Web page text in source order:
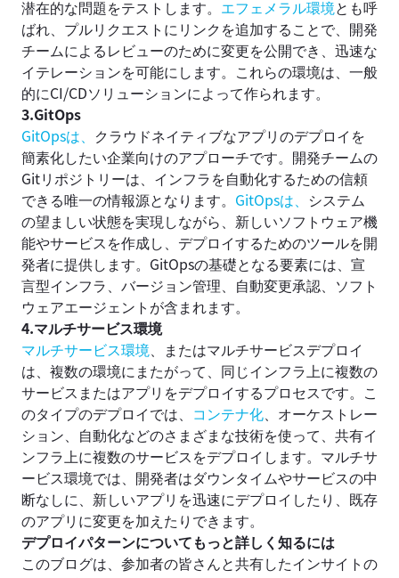
潜在的な問題をテストします。 エフェメラル環境とも呼
ばれ、プルリクエストにリンクを追加することで、開発
チームによるレビューのために変更を公開でき、迅速な
イテレーションを可能にします。これらの環境は、一般
的にCI/CDソリューションによって作られます。
3.GitOps
GitOpsは、 クラウドネイティブなアプリのデプロイを
簡素化したい企業向けのアプローチです。開発チームの
Gitリポジトリーは、インフラを自動化するための信頼
できる唯一の情報源となります。 GitOpsは、 システム
の望ましい状態を実現しながら、新しいソフトウェア機
能やサービスを作成し、デプロイするためのツールを開
発者に提供します。GitOpsの基礎となる要素には、宣
言型インフラ、バージョン管理、自動変更承認、ソフト
ウェアエージェントが含まれます。
4.マルチサービス環境
マルチサービス環境、またはマルチサービスデプロイ
は、複数の環境にまたがって、同じインフラ上に複数の
サービスまたはアプリをデプロイするプロセスです。こ
のタイプのデプロイでは、 コンテナ化、オーケストレー
ション、自動化などのさまざまな技術を使って、共有イ
ンフラ上に複数のサービスをデプロイします。マルチサ
ービス環境では、開発者はダウンタイムやサービスの中
断なしに、新しいアプリを迅速にデプロイしたり、既存
のアプリに変更を加えたりできます。
デプロイパターンについてもっと詳しく知るには
このブログは、参加者の皆さんと共有したインサイトの